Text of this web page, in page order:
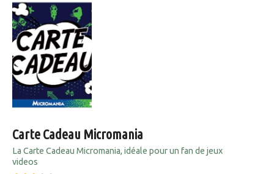
Carte Cadeau Micromania
La Carte Cadeau Micromania, idéale pour un fan de jeux
videos